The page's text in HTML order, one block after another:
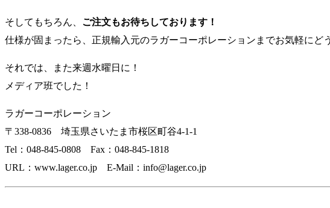
そしてもちろん、 ご注文もお待ちしております！
仕様が固まったら、正規輸入元のラガーコーポレーションまでお気軽にど
それでは、また来週水曜日に！
メディア班でした！
ラガーコーポレーション
〒338-0836 埼玉県さいたま市桜区町谷4-1-1
Tel：048-845-0808 Fax：048-845-1818
URL：www.lager.co.jp E-Mail：info@lager.co.jp